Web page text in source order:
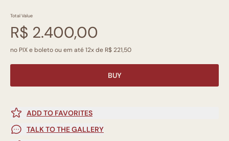
Total Value
R$ 2.400,00
no PIX e boleto ou em até 12x de R$ 221,50
BUY
ADD TO FAVORITES
TALK TO THE GALLERY